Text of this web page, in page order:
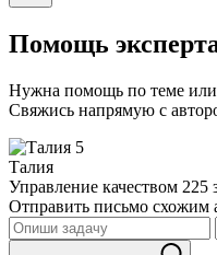
Помощь
Нужна помощь по теме
Свяжись напрямую с
5
Талия
Управление качеством 225
Отправить письмо схожим